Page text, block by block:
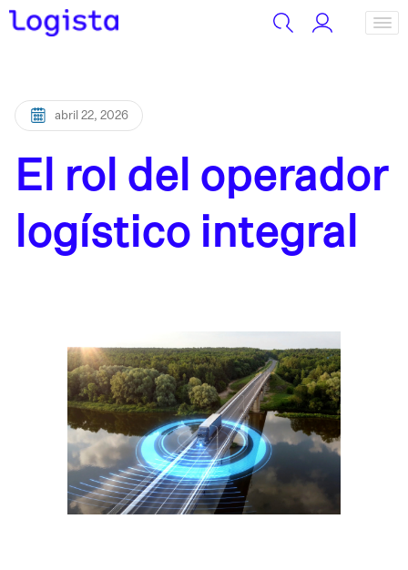
abril 22, 2026
El rol del operador
logístico integral